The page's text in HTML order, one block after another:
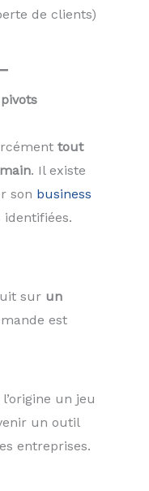
de clients)
tout
. Il existe
son business
identifiées.
sur un
est
un jeu
un outil
entreprises.